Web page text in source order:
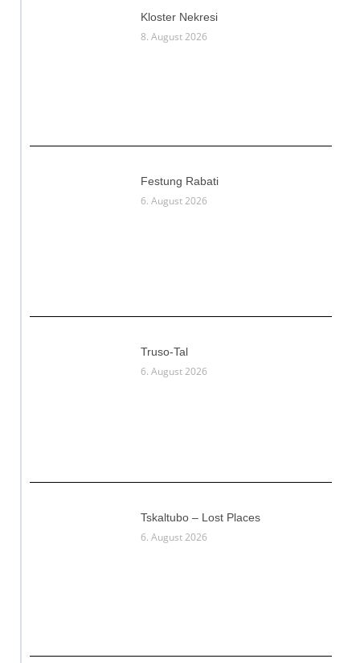
Kloster Nekresi
8. August 2026
Festung Rabati
6. August 2026
Truso-Tal
6. August 2026
Tskaltubo – Lost Places
6. August 2026